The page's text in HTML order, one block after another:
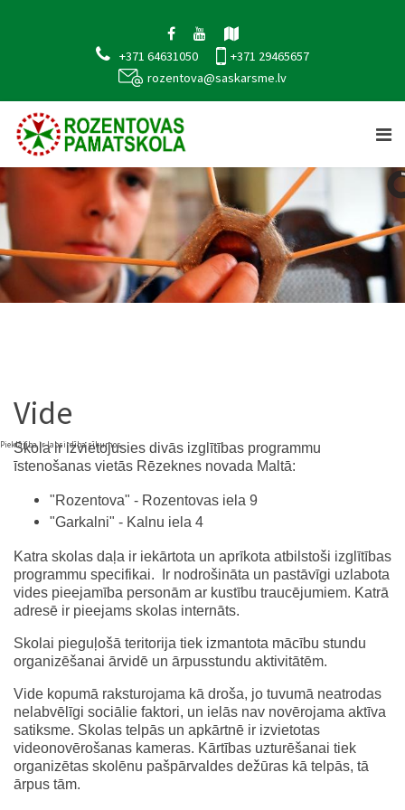
+371 64631050
+371 29465657
rozentova@saskarsme.lv
Pieklājība ir labsirdība sīkumos.
Vide
Skola ir izvietojusies divās izglītības programmu
īstenošanas vietās Rēzeknes novada Maltā:
"Rozentova" - Rozentovas iela 9
"Garkalni" - Kalnu iela 4
Katra skolas daļa ir iekārtota un aprīkota atbilstoši izglītības
programmu specifikai. Ir nodrošināta un pastāvīgi uzlabota
vides pieejamība personām ar kustību traucējumiem. Katrā
adresē ir pieejams skolas internāts.
Skolai pieguļošā teritorija tiek izmantota mācību stundu
organizēšanai ārvidē un ārpusstundu aktivitātēm.
Vide kopumā raksturojama kā droša, jo tuvumā neatrodas
nelabvēlīgi sociālie faktori, un ielās nav novērojama aktīva
satiksme. Skolas telpās un apkārtnē ir izvietotas
videonovērošanas kameras. Kārtības uzturēšanai tiek
organizētas skolēnu pašpārvaldes dežūras kā telpās, tā
ārpus tām.